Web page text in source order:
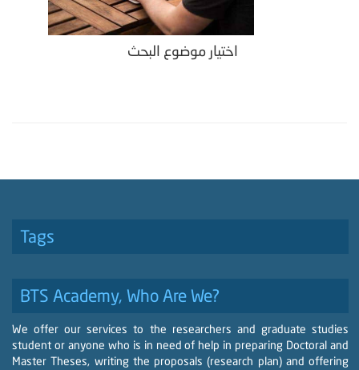
اختيار موضوع البحث
Tags
BTS Academy, Who Are We?
We offer our services to the researchers and graduate studies
student or anyone who is in need of help in preparing Doctoral and
Master Theses, writing the proposals (research plan) and offering